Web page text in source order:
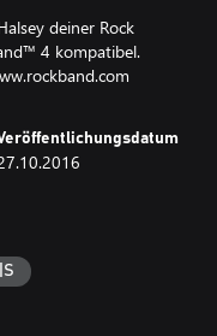
deiner Rock
4 kompatibel.